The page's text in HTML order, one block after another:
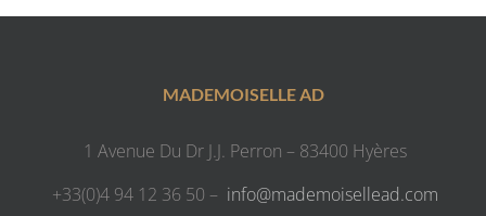
MADEMOISELLE AD
1 Avenue Du Dr J.J. Perron – 83400 Hyères
+33(0)4 94 12 36 50 – info@mademoisellead.com